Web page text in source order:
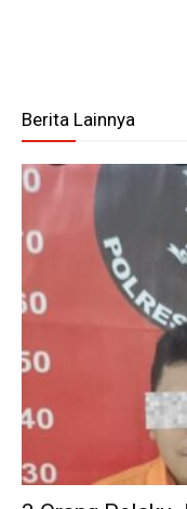
Berita Lainnya